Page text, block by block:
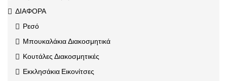
ΔΙΑΦΟΡΑ
Ρεσό
Μπουκαλάκια Διακοσμητικά
Κουτάλες Διακοσμητικές
Εκκλησάκια Εικονίτσες